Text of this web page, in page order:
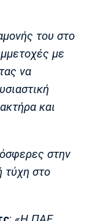
του στο
με
να
και
στην
τύχη στο